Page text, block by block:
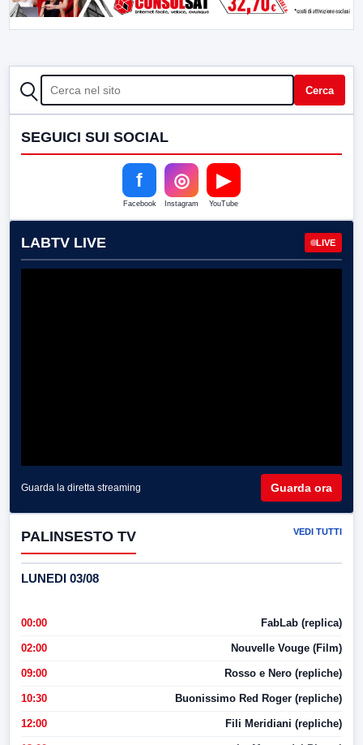
CERCA Cerca
SEGUICI SUI SOCIAL
f
Facebook
◎
Instagram
▶
YouTube
LABTV LIVE LIVE
Guarda la diretta streaming Guarda ora
PALINSESTO TV VEDI TUTTI
LUNEDI 03/08
00:00 FabLab (replica)
02:00 Nouvelle Vouge (Film)
09:00 Rosso e Nero (repliche)
10:30 Buonissimo Red Roger (repliche)
12:00 Fili Meridiani (repliche)